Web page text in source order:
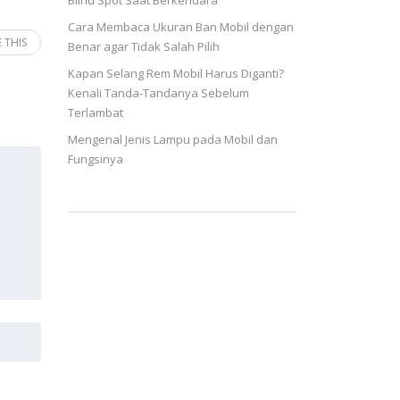
THIS
Cara Membaca Ukuran Ban Mobil dengan
Benar agar Tidak Salah Pilih
Kapan Selang Rem Mobil Harus Diganti?
Kenali Tanda-Tandanya Sebelum
Terlambat
Mengenal Jenis Lampu pada Mobil dan
Fungsinya